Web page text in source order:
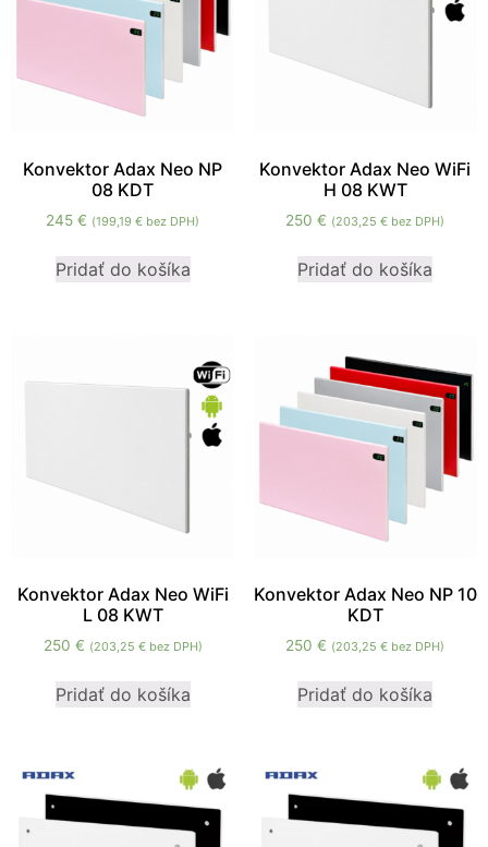
Konvektor Adax Neo NP
08 KDT
245€ (199,19€ bez DPH)
Pridať do košíka
Konvektor Adax Neo WiFi
H 08 KWT
250€ (203,25€ bez DPH)
Pridať do košíka
Konvektor Adax Neo WiFi
L 08 KWT
250 € (203,25 €bez DPH)
Pridať do košíka
Konvektor Adax Neo NP 10
KDT
250€ (203,25€ bez DPH)
Pridať do košíka